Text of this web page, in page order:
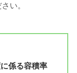
い。
係る容積率